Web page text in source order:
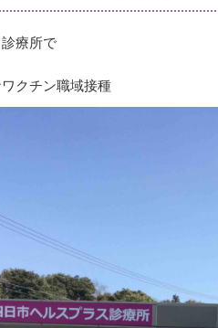
療所で
クチン職域接種